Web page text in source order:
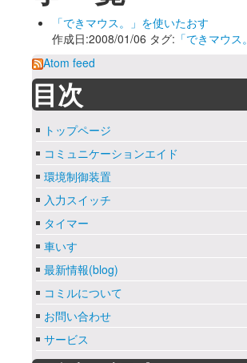
「できマウス。」を使いたおす
作成日:2008/01/06 タグ: 「できマウス
Atom feed
目次
トップページ
コミュニケーションエイド
環境制御装置
入力スイッチ
タイマー
車いす
最新情報(blog)
コミルについて
お問い合わせ
サービス